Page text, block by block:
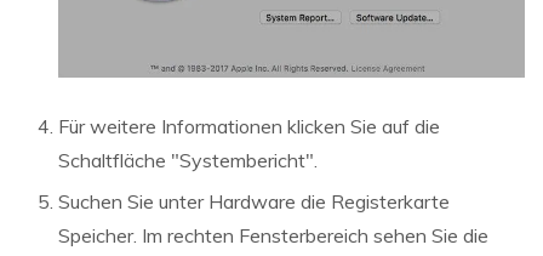
Für weitere Informationen klicken Sie auf die
Schaltfläche "Systembericht".
Suchen Sie unter Hardware die Registerkarte
Speicher. Im rechten Fensterbereich sehen Sie die